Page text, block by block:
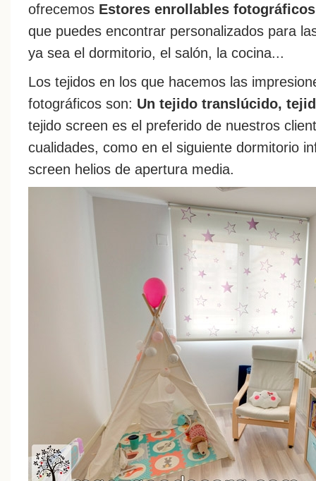
ofrecemos Estores enrollables
que puedes encontrar personalizados para
ya sea el dormitorio, el salón, la cocina...
Los tejidos en los que hacemos las
fotográficos son: Un tejido translúcido,
tejido screen es el preferido de nuestros
cualidades, como en el siguiente dormitorio
screen helios de apertura media.